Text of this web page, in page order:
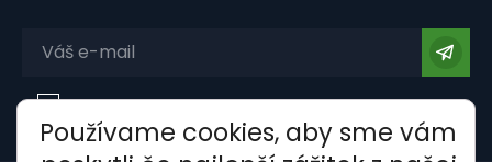
Súhlasím so spracovanímosobných údajov.
Používame cookies, aby sme vám